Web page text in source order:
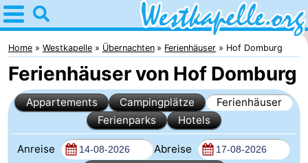
Home
Westkapelle
Tipps
Für
Übernachten
Home Westkapelle Übernachten Ferienhäuser Hof Domburg
Ferienhäuser von Hof Domburg
Appartements Campingplätze
Ferienhäuser
Ferienparks
Hotels
Anreise Abreise